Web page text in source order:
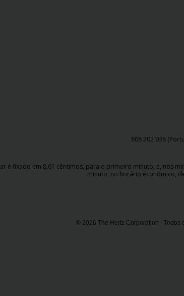
808 202 038
é fixado em 8,61 cêntimos, para o primeiro minuto, e, nos
minuto, no horário económico,
© 2026 The Hertz Corporation - Todos